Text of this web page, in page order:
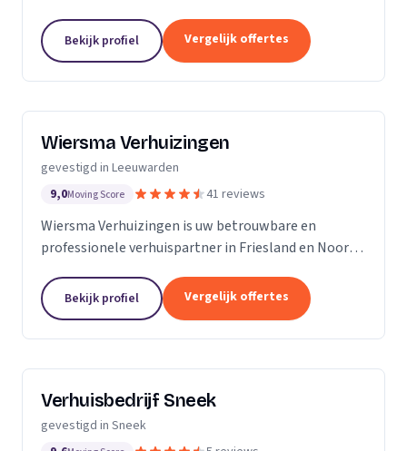
Bekijk profiel Vergelijk offertes
Wiersma Verhuizingen
gevestigd in Leeuwarden
9,0Moving Score 41 reviews
Wiersma Verhuizingen is uw betrouwbare en
professionele verhuispartner in Friesland en Noord-
branche, onderscheiden we ons door onze
uitgebreide kennis,...
Bekijk profiel Vergelijk offertes
Verhuisbedrijf Sneek
gevestigd in Sneek